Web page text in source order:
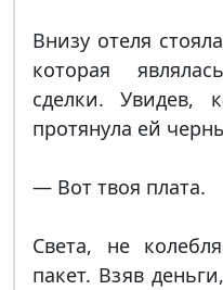
Внизу отеля
которая
сделки. Увидев,
протянула ей
— Вот твоя плата.
Света, не
пакет. Взяв